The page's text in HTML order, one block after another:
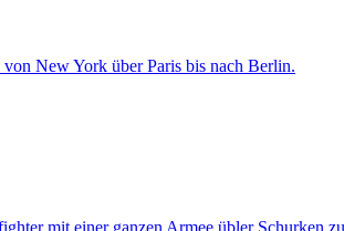
New York über Paris bis nach Berlin.
mit einer ganzen Armee übler Schurken zu